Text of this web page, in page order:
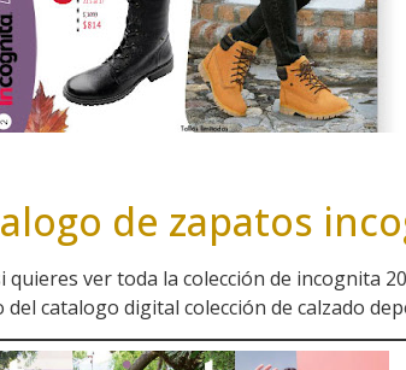
de zapatos
quieres ver toda la colección de incognita
del catalogo digital colección de calzado